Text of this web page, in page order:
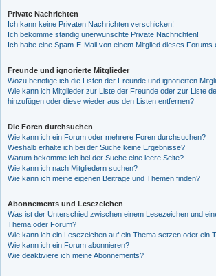
Private Nachrichten
Ich kann keine Privaten Nachrichten verschicken!
Ich bekomme ständig unerwünschte Private Nachrichten!
Ich habe eine Spam-E-Mail von einem Mitglied dieses Forums
Freunde und ignorierte Mitglieder
Wozu benötige ich die Listen der Freunde und ignorierten
Wie kann ich Mitglieder zur Liste der Freunde oder zur Liste
hinzufügen oder diese wieder aus den Listen entfernen?
Die Foren durchsuchen
Wie kann ich ein Forum oder mehrere Foren durchsuchen?
Weshalb erhalte ich bei der Suche keine Ergebnisse?
Warum bekomme ich bei der Suche eine leere Seite?
Wie kann ich nach Mitgliedern suchen?
Wie kann ich meine eigenen Beiträge und Themen finden?
Abonnements und Lesezeichen
Was ist der Unterschied zwischen einem Lesezeichen und
Thema oder Forum?
Wie kann ich ein Lesezeichen auf ein Thema setzen oder ein
Wie kann ich ein Forum abonnieren?
Wie deaktiviere ich meine Abonnements?